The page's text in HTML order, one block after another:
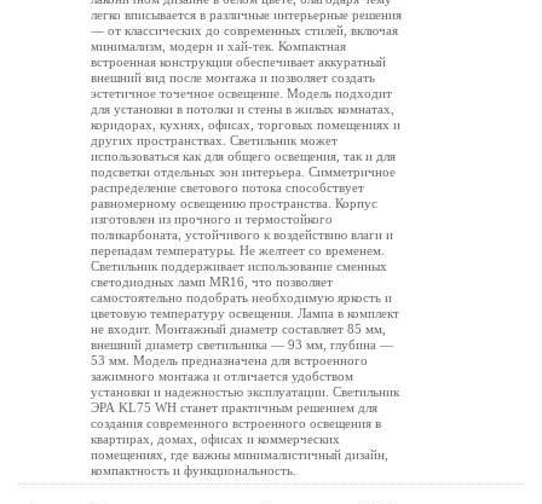
легко вписывается в различные интерьерные решения
— от классических до современных стилей, включая
минимализм, модерн и хай-тек. Компактная
встроенная конструкция обеспечивает аккуратный
внешний вид после монтажа и позволяет создать
эстетичное точечное освещение. Модель подходит
для установки в потолки и стены в жилых комнатах,
коридорах, кухнях, офисах, торговых помещениях и
других пространствах. Светильник может
использоваться как для общего освещения, так и для
подсветки отдельных зон интерьера. Симметричное
распределение светового потока способствует
равномерному освещению пространства. Корпус
изготовлен из прочного и термостойкого
поликарбоната, устойчивого к воздействию влаги и
перепадам температуры. Не желтеет со временем.
Светильник поддерживает использование сменных
светодиодных ламп MR16, что позволяет
самостоятельно подобрать необходимую яркость и
цветовую температуру освещения. Лампа в комплект
не входит. Монтажный диаметр составляет 85 мм,
внешний диаметр светильника — 93 мм, глубина —
53 мм. Модель предназначена для встроенного
зажимного монтажа и отличается удобством
установки и надежностью эксплуатации. Светильник
ЭРА KL75 WH станет практичным решением для
создания современного встроенного освещения в
квартирах, домах, офисах и коммерческих
помещениях, где важны минималистичный дизайн,
компактность и функциональность.